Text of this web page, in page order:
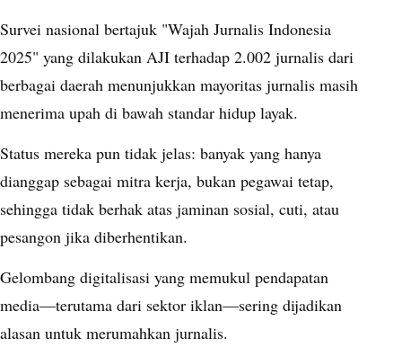
Survei nasional bertajuk "Wajah Jurnalis Indonesia
2025" yang dilakukan AJI terhadap 2.002 jurnalis dari
berbagai daerah menunjukkan mayoritas jurnalis masih
menerima upah di bawah standar hidup layak.
Status mereka pun tidak jelas: banyak yang hanya
dianggap sebagai mitra kerja, bukan pegawai tetap,
sehingga tidak berhak atas jaminan sosial, cuti, atau
pesangon jika diberhentikan.
Gelombang digitalisasi yang memukul pendapatan
media—terutama dari sektor iklan—sering dijadikan
alasan untuk merumahkan jurnalis.